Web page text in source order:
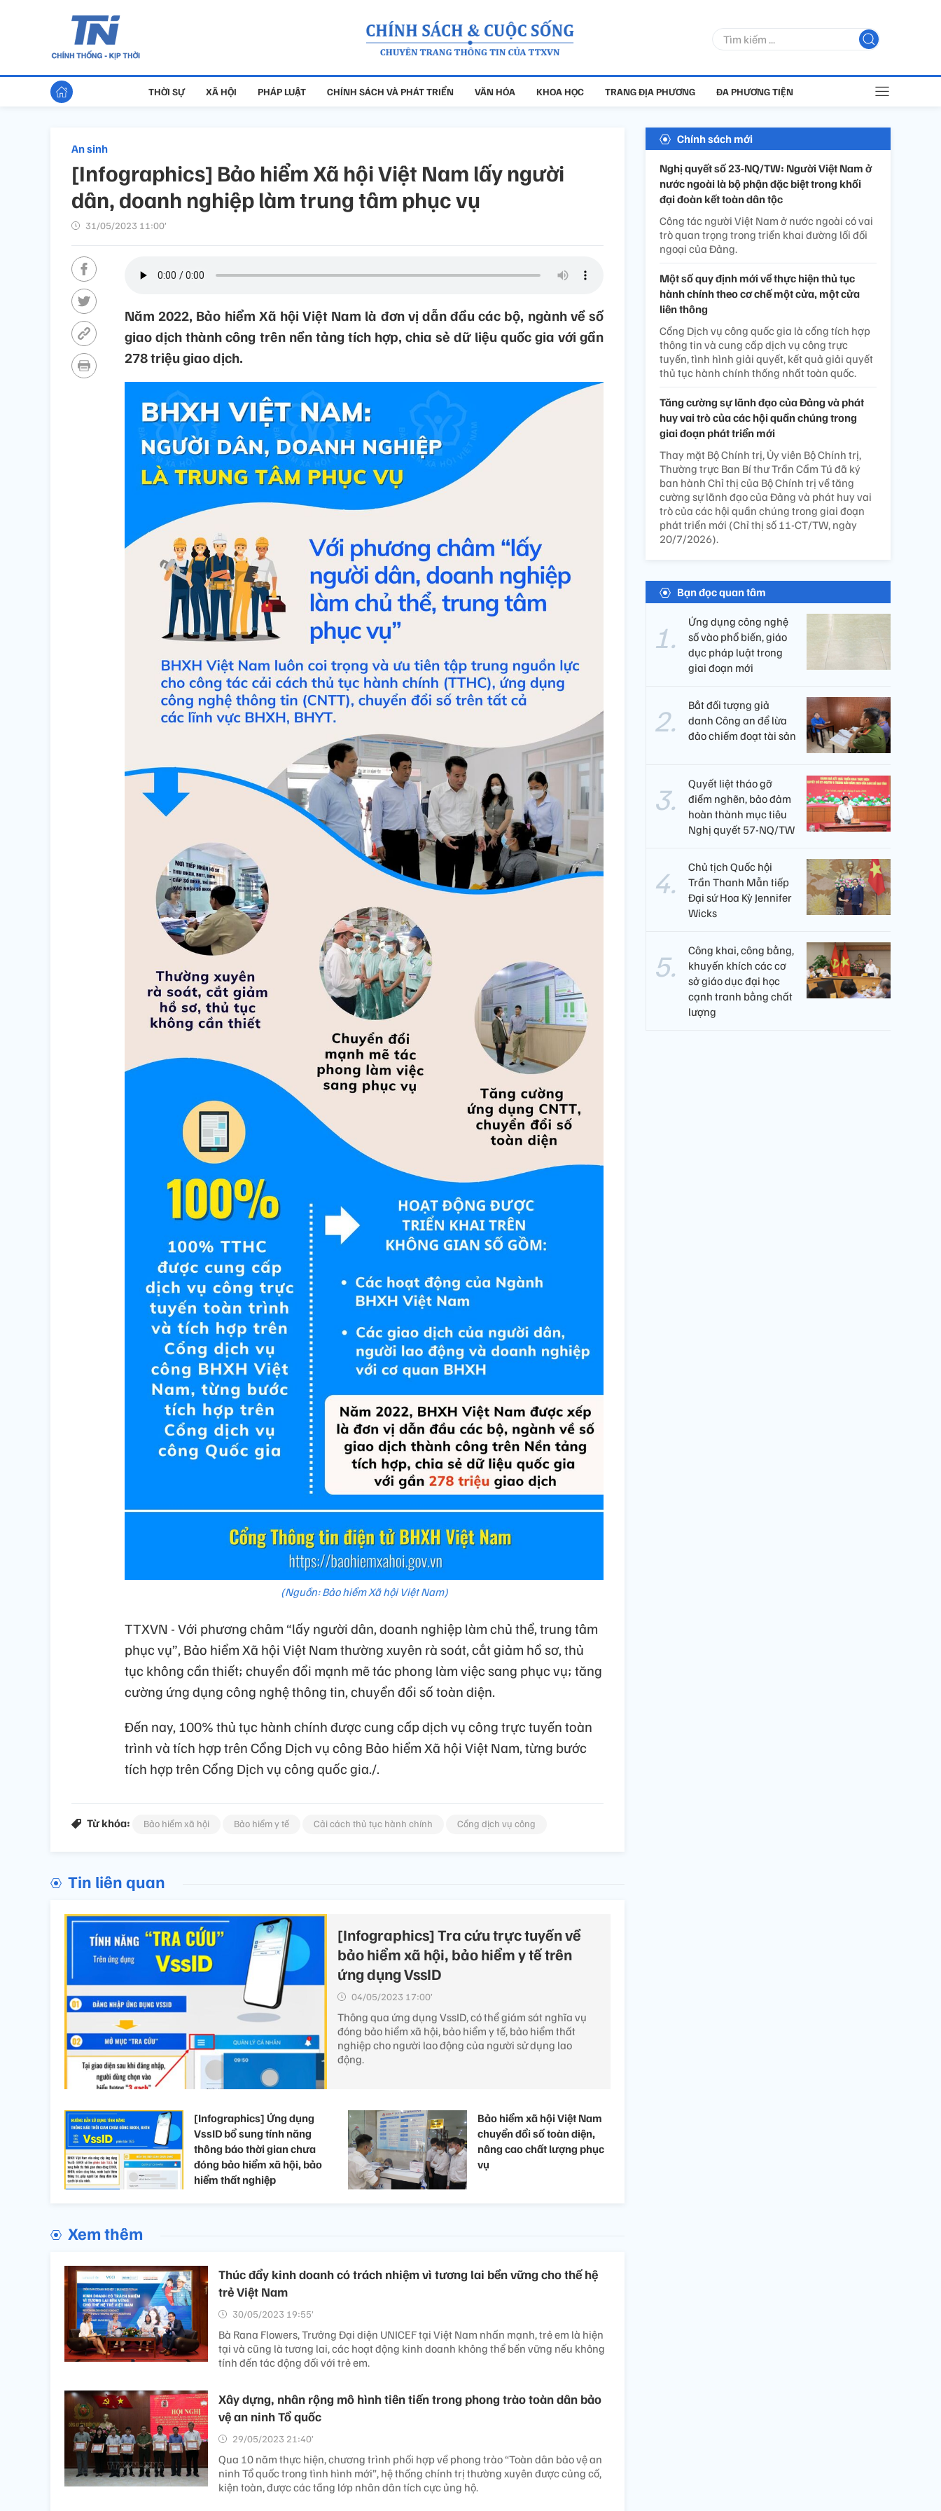
THỜI SỰ XÃ HỘI PHÁP LUẬT CHÍNH SÁCH VÀ PHÁT TRIỂN VĂN HÓA KHOA HỌC TRANG ĐỊA PHƯƠNG ĐA PHƯƠNG TIỆN
An sinh
[Infographics] Bảo hiểm Xã hội Việt Nam lấy người
dân, doanh nghiệp làm trung tâm phục vụ
31/05/2023 11:00’
Năm 2022, Bảo hiểm Xã hội Việt Nam là đơn vị dẫn đầu các bộ, ngành về số
giao dịch thành công trên nền tảng tích hợp, chia sẻ dữ liệu quốc gia với gần
278 triệu giao dịch.
(Nguồn: Bảo hiểm Xã hội Việt Nam)
TTXVN - Với phương châm “lấy người dân, doanh nghiệp làm chủ thể, trung tâm
phục vụ”, Bảo hiểm Xã hội Việt Nam thường xuyên rà soát, cắt giảm hồ sơ, thủ
tục không cần thiết; chuyển đổi mạnh mẽ tác phong làm việc sang phục vụ; tăng
cường ứng dụng công nghệ thông tin, chuyển đổi số toàn diện.
Đến nay, 100% thủ tục hành chính được cung cấp dịch vụ công trực tuyến toàn
trình và tích hợp trên Cổng Dịch vụ công Bảo hiểm Xã hội Việt Nam, từng bước
tích hợp trên Cổng Dịch vụ công quốc gia./.
Từ khóa: Bảo hiểm xã hội Bảo hiểm y tế Cải cách thủ tục hành chính Cổng dịch vụ công
Tin liên quan
[Infographics] Tra cứu trực tuyến về
bảo hiểm xã hội, bảo hiểm y tế trên
ứng dụng VssID
04/05/2023 17:00’
Thông qua ứng dụng VssID, có thể giám sát nghĩa vụ
đóng bảo hiểm xã hội, bảo hiểm y tế, bảo hiểm thất
nghiệp cho người lao động của người sử dụng lao
động.
[Infographics] Ứng dụng
VssID bổ sung tính năng
thông báo thời gian chưa
đóng bảo hiểm xã hội, bảo
hiểm thất nghiệp
Bảo hiểm xã hội Việt Nam
chuyển đổi số toàn diện,
nâng cao chất lượng phục
vụ
Xem thêm
Thúc đẩy kinh doanh có trách nhiệm vì tương lai bền vững cho thế hệ
trẻ Việt Nam
30/05/2023 19:55’
Bà Rana Flowers, Trưởng Đại diện UNICEF tại Việt Nam nhấn mạnh, trẻ em là hiện
tại và cũng là tương lai, các hoạt động kinh doanh không thể bền vững nếu không
tính đến tác động đối với trẻ em.
Xây dựng, nhân rộng mô hình tiên tiến trong phong trào toàn dân bảo
vệ an ninh Tổ quốc
29/05/2023 21:40’
Qua 10 năm thực hiện, chương trình phối hợp về phong trào “Toàn dân bảo vệ an
ninh Tổ quốc trong tình hình mới”, hệ thống chính trị thường xuyên được củng cố,
kiện toàn, được các tầng lớp nhân dân tích cực ủng hộ.
Chính sách mới
Nghị quyết số 23-NQ/TW: Người Việt Nam ở
nước ngoài là bộ phận đặc biệt trong khối
đại đoàn kết toàn dân tộc
Công tác người Việt Nam ở nước ngoài có vai
trò quan trọng trong triển khai đường lối đối
ngoại của Đảng.
Một số quy định mới về thực hiện thủ tục
hành chính theo cơ chế một cửa, một cửa
liên thông
Cổng Dịch vụ công quốc gia là cổng tích hợp
thông tin và cung cấp dịch vụ công trực
tuyến, tình hình giải quyết, kết quả giải quyết
thủ tục hành chính thống nhất toàn quốc.
Tăng cường sự lãnh đạo của Đảng và phát
huy vai trò của các hội quần chúng trong
giai đoạn phát triển mới
Thay mặt Bộ Chính trị, Ủy viên Bộ Chính trị,
Thường trực Ban Bí thư Trần Cẩm Tú đã ký
ban hành Chỉ thị của Bộ Chính trị về tăng
cường sự lãnh đạo của Đảng và phát huy vai
trò của các hội quần chúng trong giai đoạn
phát triển mới (Chỉ thị số 11-CT/TW, ngày
20/7/2026).
Bạn đọc quan tâm
Ứng dụng công nghệ
số vào phổ biến, giáo
dục pháp luật trong
giai đoạn mới
Bắt đối tượng giả
danh Công an để lừa
đảo chiếm đoạt tài sản
Quyết liệt tháo gỡ
điểm nghẽn, bảo đảm
hoàn thành mục tiêu
Nghị quyết 57-NQ/TW
Chủ tịch Quốc hội
Trần Thanh Mẫn tiếp
Đại sứ Hoa Kỳ Jennifer
Wicks
Công khai, công bằng,
khuyến khích các cơ
sở giáo dục đại học
cạnh tranh bằng chất
lượng​